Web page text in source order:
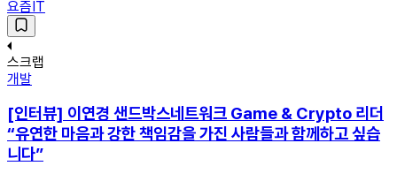
요즘IT
스크랩
개발
[인터뷰] 이연경 샌드박스네트워크 Game & Crypto 리더
“유연한 마음과 강한 책임감을 가진 사람들과 함께하고 싶습
니다”